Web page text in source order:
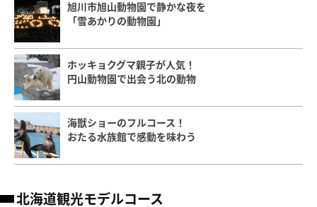
旭川市旭山動物園で静かな夜を
「雪あかりの動物園」
ホッキョクグマ親子が人気！
円山動物園で出会う北の動物
海獣ショーのフルコース！
おたる水族館で感動を味わう
北海道観光モデルコース